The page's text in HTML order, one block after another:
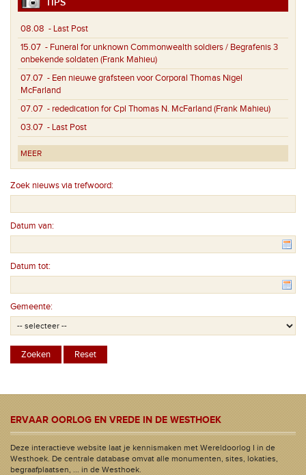
08.08 - Last Post
15.07 - Funeral for unknown Commonwealth soldiers / Begrafenis 3
onbekende soldaten (Frank Mahieu)
07.07 - Een nieuwe grafsteen voor Corporal Thomas Nigel
McFarland
07.07 - rededication for Cpl Thomas N. McFarland (Frank Mahieu)
03.07 - Last Post
MEER
Zoek nieuws via trefwoord:
Datum van:
Datum tot:
Gemeente:
ERVAAR OORLOG EN VREDE IN DE WESTHOEK
Deze interactieve website laat je kennismaken met Wereldoorlog I in de
Westhoek. De centrale database omvat alle monumenten, sites, lokaties,
begraafplaatsen, ... in de Westhoek.